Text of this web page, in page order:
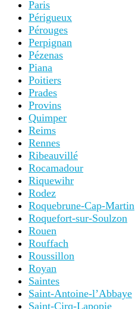
Paris
Périgueux
Pérouges
Perpignan
Pézenas
Piana
Poitiers
Prades
Provins
Quimper
Reims
Rennes
Ribeauvillé
Rocamadour
Riquewihr
Rodez
Roquebrune-Cap-Martin
Roquefort-sur-Soulzon
Rouen
Rouffach
Roussillon
Royan
Saintes
Saint-Antoine-l’Abbaye
Saint-Cirq-Lapopie